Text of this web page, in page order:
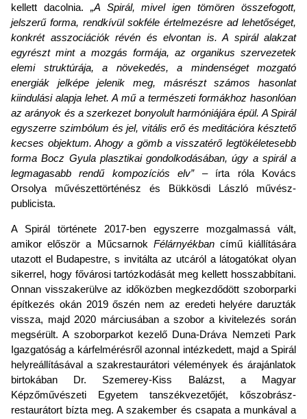
kellett dacolnia. „A Spirál, mivel igen tömören összefogott,
jelszerű forma, rendkívül sokféle értelmezésre ad lehetőséget,
konkrét asszociációk révén és elvontan is. A spirál alakzat
egyrészt mint a mozgás formája, az organikus szervezetek
elemi struktúrája, a növekedés, a mindenséget mozgató
energiák jelképe jelenik meg, másrészt számos hasonlat
kiindulási alapja lehet. A mű a természeti formákhoz hasonlóan
az arányok és a szerkezet bonyolult harmóniájára épül. A Spirál
egyszerre szimbólum és jel, vitális erő és meditációra késztető
kecses objektum. Ahogy a gömb a visszatérő legtökéletesebb
forma Bocz Gyula plasztikai gondolkodásában, úgy a spirál a
legmagasabb rendű kompozíciós elv”– írta róla Kovács
Orsolya művészettörténész és Bükkösdi László művész-
publicista.
A Spirál története 2017-ben egyszerre mozgalmassá vált,
amikor először a Műcsarnok Félárnyékbancímű kiállítására
utazott el Budapestre, s invitálta az utcáról a látogatókat olyan
sikerrel, hogy fővárosi tartózkodását meg kellett hosszabbítani.
Onnan visszakerülve az időközben megkezdődött szoborparki
építkezés okán 2019 őszén nem az eredeti helyére daruzták
vissza, majd 2020 márciusában a szobor a kivitelezés során
megsérült. A szoborparkot kezelő Duna-Dráva Nemzeti Park
Igazgatóság a kárfelmérésről azonnal intézkedett, majd a Spirál
helyreállításával a szakrestaurátori vélemények és árajánlatok
birtokában Dr. Szemerey-Kiss Balázst, a Magyar
Képzőművészeti Egyetem tanszékvezetőjét, kőszobrász-
restaurátort bízta meg. A szakember és csapata a munkával a